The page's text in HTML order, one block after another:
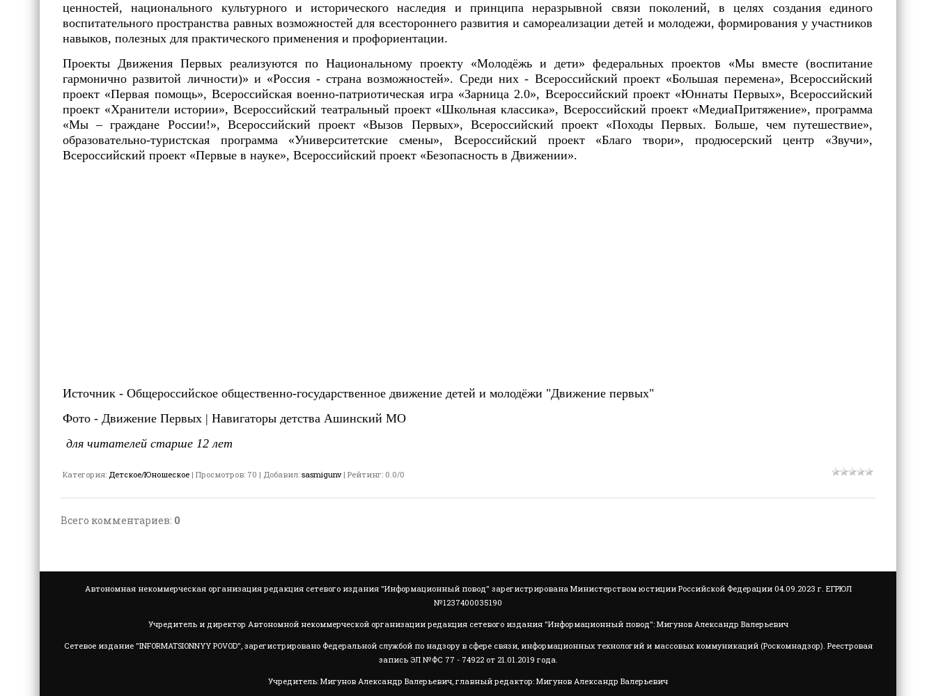
ценностей, национального культурного и исторического наследия и принципа неразрывной связи поколений, в целях создания единого
воспитательного пространства равных возможностей для всестороннего развития и самореализации детей и молодежи, формирования у участников
навыков, полезных для практического применения и профориентации.
Проекты Движения Первых реализуются по Национальному проекту «Молодёжь и дети» федеральных проектов «Мы вместе (воспитание
гармонично развитой личности)» и «Россия - страна возможностей». Среди них - Всероссийский проект «Большая перемена», Всероссийский
проект «Первая помощь», Всероссийская военно-патриотическая игра «Зарница 2.0», Всероссийский проект «Юннаты Первых», Всероссийский
проект «Хранители истории», Всероссийский театральный проект «Школьная классика», Всероссийский проект «МедиаПритяжение», программа
«Мы – граждане России!», Всероссийский проект «Вызов Первых», Всероссийский проект «Походы Первых. Больше, чем путешествие»,
образовательно-туристская программа «Университетские смены», Всероссийский проект «Благо твори», продюсерский центр «Звучи»,
Всероссийский проект «Первые в науке», Всероссийский проект «Безопасность в Движении».
Источник - Общероссийское общественно-государственное движение детей и молодёжи "Движение первых"
Фото - Движение Первых | Навигаторы детства Ашинский МО
для читателей старше 12 лет
Категория: Детское/Юношеское | Просмотров: 70 | Добавил: sasmigunv | Рейтинг: 0.0/0
Всего комментариев: 0
Автономная некоммерческая организация редакция сетевого издания "Информационный повод" зарегистрирована Министерством юстиции Российской Федерации 04.09.2023 г. ЕГРЮЛ
№1237400035190
Учредитель и директор Автономной некоммерческой организации редакция сетевого издания "Информационный повод": Мигунов Александр Валерьевич
Сетевое издание "INFORMATSIONNYY POVOD", зарегистрировано Федеральной службой по надзору в сфере связи, информационных технологий и массовых коммуникаций (Роскомнадзор). Реестровая
запись ЭЛ №ФС 77 - 74922 от 21.01.2019 года.
Учредитель: Мигунов Александр Валерьевич, главный редактор: Мигунов Александр Валерьевич